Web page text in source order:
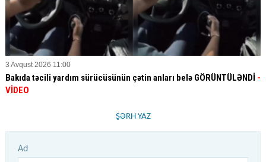
3 Avqust 2026 11:00
Bakıda təcili yardım sürücüsünün çətin anları belə GÖRÜNTÜLƏNDİ -
VİDEO
ŞƏRH YAZ
Ad